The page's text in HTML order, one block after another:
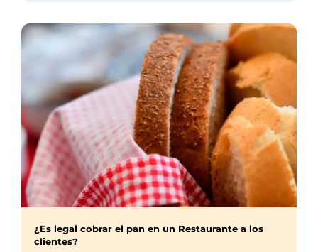
¿Es legal cobrar el pan en un Restaurante a los
clientes?